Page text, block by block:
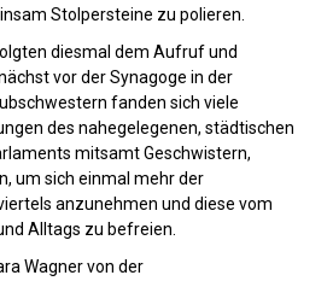
Stolpersteine zu polieren.
diesmal dem Aufruf und
vor der Synagoge in der
fanden sich viele
des nahegelegenen, städtischen
mitsamt Geschwistern,
um sich einmal mehr der
anzunehmen und diese vom
Alltags zu befreien.
Wagner von der